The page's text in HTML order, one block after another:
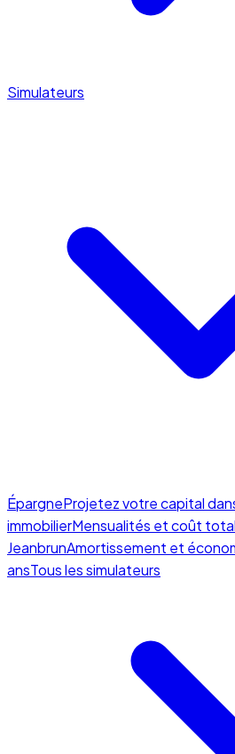
Simulateurs
ÉpargneProjetez votre capital
immobilierMensualités et coût
JeanbrunAmortissement et
ansTous les simulateurs